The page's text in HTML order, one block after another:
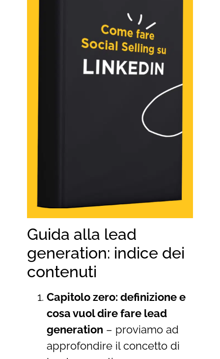
Guida alla lead
generation: indice dei
contenuti
Capitolo zero: definizione e
cosa vuol dire fare lead
generation – proviamo ad
approfondire il concetto di